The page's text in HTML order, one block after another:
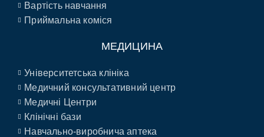
Вартість навчання
Приймальна коміся
МЕДИЦИНА
Університетська клініка
Медичний консультативний центр
Медичні Центри
Клінічні бази
Навчально-виробнича аптека